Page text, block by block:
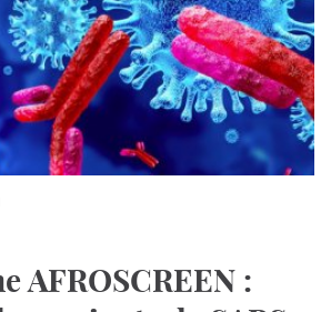
AFROSCREEN :